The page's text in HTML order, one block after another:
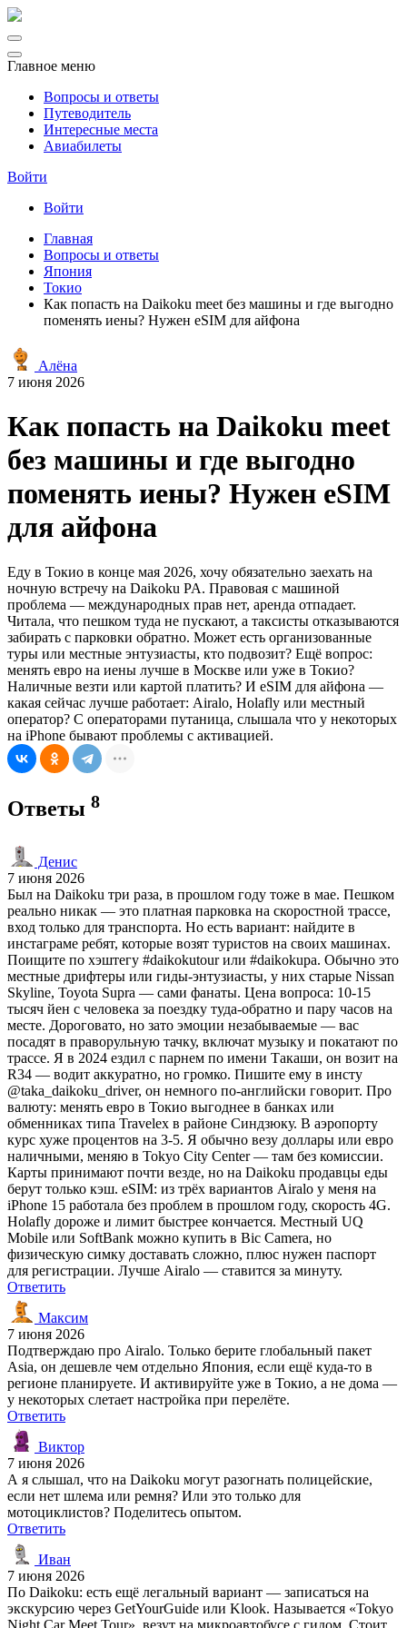
Главное меню
Вопросы и ответы
Путеводитель
Интересные места
Авиабилеты
Войти
Войти
Главная
Вопросы и ответы
Япония
Токио
Как попасть на Daikoku meet без машины и где выгодно
поменять иены? Нужен eSIM для айфона
Алёна
7 июня 2026
Как попасть на Daikoku meet
без машины и где выгодно
поменять иены? Нужен eSIM
для айфона
Еду в Токио в конце мая 2026, хочу обязательно заехать на
ночную встречу на Daikoku PA. Правовая с машиной
проблема — международных прав нет, аренда отпадает.
Читала, что пешком туда не пускают, а таксисты отказываются
забирать с парковки обратно. Может есть организованные
туры или местные энтузиасты, кто подвозит? Ещё вопрос:
менять евро на иены лучше в Москве или уже в Токио?
Наличные везти или картой платить? И eSIM для айфона —
какая сейчас лучше работает: Airalo, Holafly или местный
оператор? С операторами путаница, слышала что у некоторых
на iPhone бывают проблемы с активацией.
Ответы 8
Денис
7 июня 2026
Был на Daikoku три раза, в прошлом году тоже в мае. Пешком
реально никак — это платная парковка на скоростной трассе,
вход только для транспорта. Но есть вариант: найдите в
инстаграме ребят, которые возят туристов на своих машинах.
Поищите по хэштегу #daikokutour или #daikokupa. Обычно это
местные дрифтеры или гиды-энтузиасты, у них старые Nissan
Skyline, Toyota Supra — сами фанаты. Цена вопроса: 10-15
тысяч йен с человека за поездку туда-обратно и пару часов на
месте. Дороговато, но зато эмоции незабываемые — вас
посадят в праворульную тачку, включат музыку и покатают по
трассе. Я в 2024 ездил с парнем по имени Такаши, он возит на
R34 — водит аккуратно, но громко. Пишите ему в инсту
@taka_daikoku_driver, он немного по-английски говорит. Про
валюту: менять евро в Токио выгоднее в банках или
обменниках типа Travelex в районе Синдзюку. В аэропорту
курс хуже процентов на 3-5. Я обычно везу доллары или евро
наличными, меняю в Tokyo City Center — там без комиссии.
Карты принимают почти везде, но на Daikoku продавцы еды
берут только кэш. eSIM: из трёх вариантов Airalo у меня на
iPhone 15 работала без проблем в прошлом году, скорость 4G.
Holafly дороже и лимит быстрее кончается. Местный UQ
Mobile или SoftBank можно купить в Bic Camera, но
физическую симку доставать сложно, плюс нужен паспорт
для регистрации. Лучше Airalo — ставится за минуту.
Ответить
Максим
7 июня 2026
Подтверждаю про Airalo. Только берите глобальный пакет
Asia, он дешевле чем отдельно Япония, если ещё куда-то в
регионе планируете. И активируйте уже в Токио, а не дома —
у некоторых слетает настройка при перелёте.
Ответить
Виктор
7 июня 2026
А я слышал, что на Daikoku могут разогнать полицейские,
если нет шлема или ремня? Или это только для
мотоциклистов? Поделитесь опытом.
Ответить
Иван
7 июня 2026
По Daikoku: есть ещё легальный вариант — записаться на
экскурсию через GetYourGuide или Klook. Называется «Tokyo
Night Car Meet Tour», везут на микроавтобусе с гидом. Стоит